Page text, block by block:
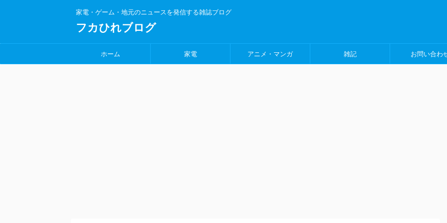
家電・ゲーム・地元のニュースを発信する雑誌ブログ
フカひれブログ
ホーム 家電 アニメ・マンガ 雑記 お問い合わ